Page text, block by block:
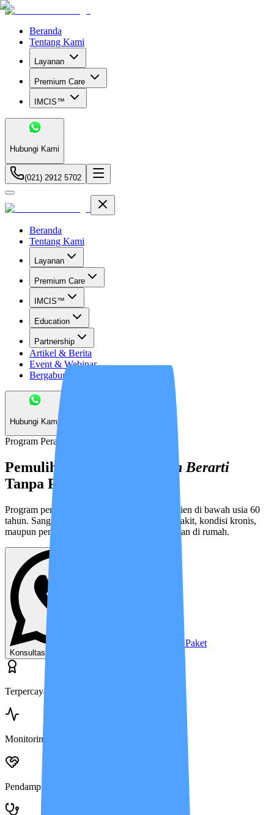
Beranda
Tentang Kami
Layanan
Premium Care
IMCIS™
Hubungi Kami
(021) 2912 5702
Beranda
Tentang Kami
Layanan
Premium Care
IMCIS™
Education
Partnership
Artikel & Berita
Event & Webinar
Bergabung Menjadi Mitra
Hubungi Kami
Program Perawatan Pasien
Pemulihan di Rumah
Bukan Berarti
Tanpa Pengawasan
Program perawatan terpadu khusus untuk pasien di bawah usia 60
tahun. Sangat cocok untuk pemulihan pasca sakit, kondisi kronis,
maupun pendampingan kesehatan berkelanjutan di rumah.
Konsultasi Gratis Sekarang
Lihat Harga & Paket
Terpercaya Sejak 2013
Monitoring Harian via IMCIS™
Pendampingan Live-in 24 Jam